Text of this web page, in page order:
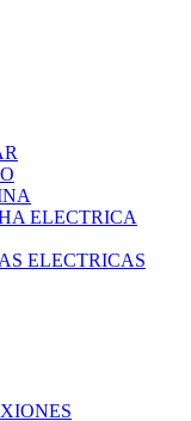
ELECTRICA
ELECTRICAS